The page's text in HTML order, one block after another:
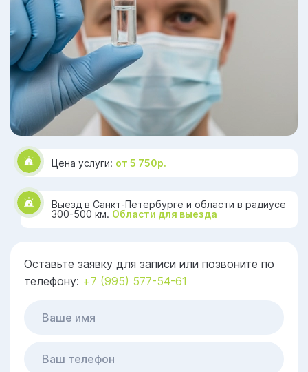
Цена услуги: от 5 750р.
Выезд в Санкт-Петербурге и области в радиусе
300-500 км. Области для выезда
Оставьте заявку для записи или позвоните по
телефону: +7 (995) 577-54-61